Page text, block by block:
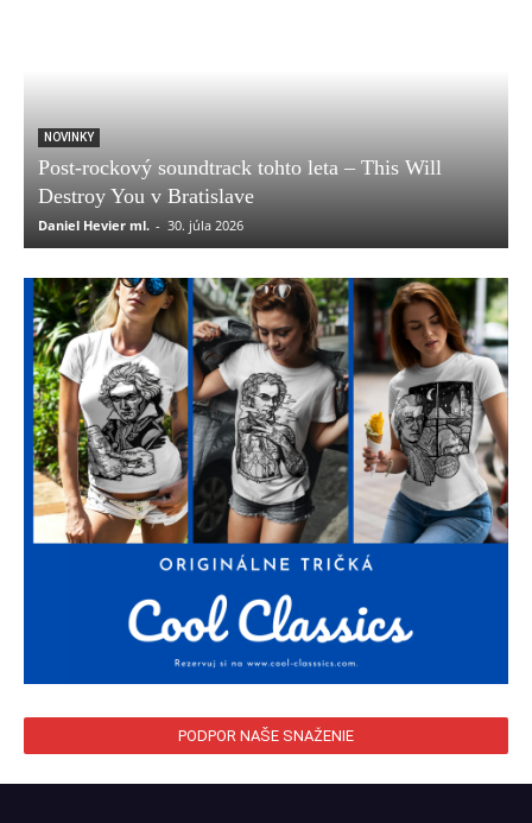
NOVINKY
Post-rockový soundtrack tohto leta – This Will
Destroy You v Bratislave
Daniel Hevier ml. - 30. júla 2026
PODPOR NAŠE SNAŽENIE